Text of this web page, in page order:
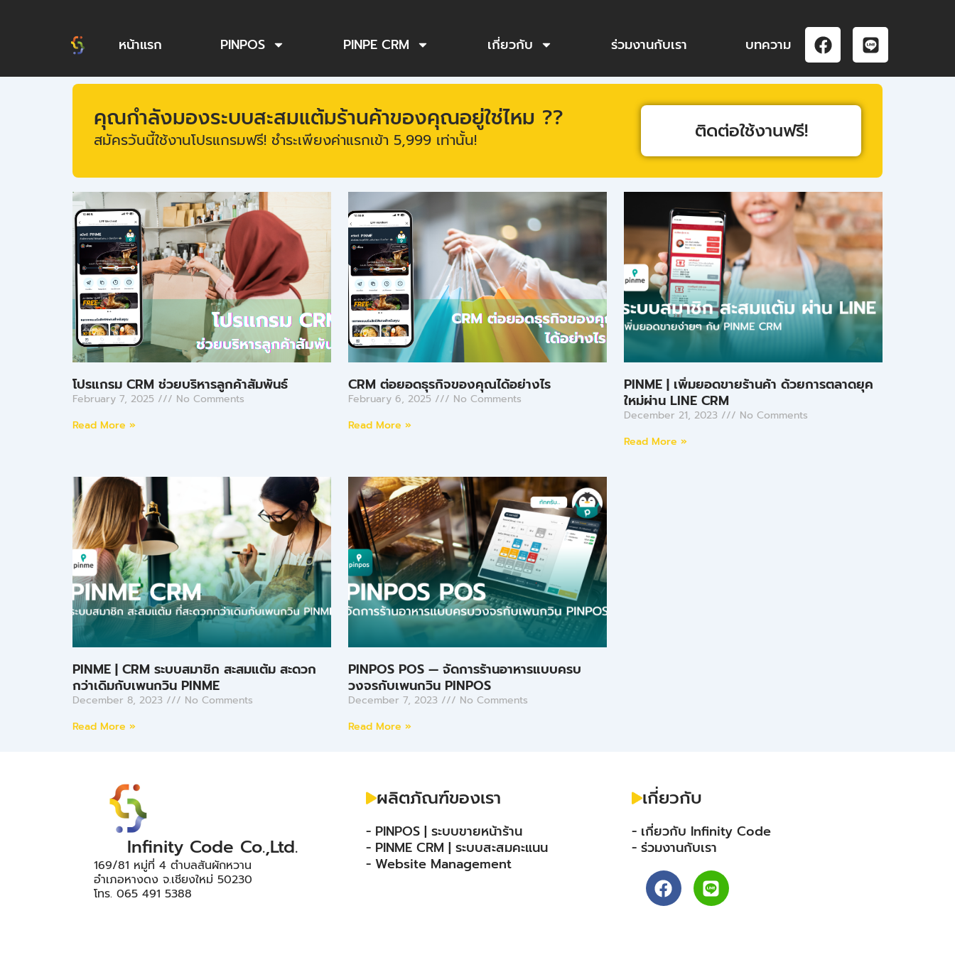
หน้าแรก PINPOS PINPE CRM เกี่ยวกับ ร่วมงานกับเรา บทความ
F
a
e
b
k
L
i
e
คุณกำลังมองระบบสะสมแต้มร้านค้าของคุณอยู่ใช่ไหม ??
สมัครวันนี้ใช้งานโปรแกรมฟรี! ชำระเพียงค่าแรกเข้า 5,999 เท่านั้น! ติดต่อใช้งานฟรี!
โปรแกรม CRM ช่วยบริหารลูกค้าสัมพันธ์
February 7, 2025
No Comments
Read More »
CRM ต่อยอดธุรกิจของคุณได้อย่างไร
February 6, 2025
No Comments
Read More »
PINME | เพิ่มยอดขายร้านค้า ด้วยการตลาดยุค
ใหม่ผ่าน LINE CRM
December 21, 2023
No Comments
Read More »
PINME | CRM ระบบสมาชิก สะสมแต้ม สะดวก
กว่าเดิมกับเพนกวิน PINME
December 8, 2023
No Comments
Read More »
PINPOS POS — จัดการร้านอาหารแบบครบ
วงจรกับเพนกวิน PINPOS
December 7, 2023
No Comments
Read More »
Infinity Code Co.,Ltd.
169/81 หมู่ที่ 4 ตำบลสันผักหวาน
อำเภอหางดง จ.เชียงใหม่ 50230
โทร. 065 491 5388
ผลิตภัณฑ์ของเรา
- PINPOS | ระบบขายหน้าร้าน
- PINME CRM | ระบบสะสมคะแนน
- Website Management
เกี่ยวกับ
- เกี่ยวกับ Infinity Code
- ร่วมงานกับเรา
F
a
L
i